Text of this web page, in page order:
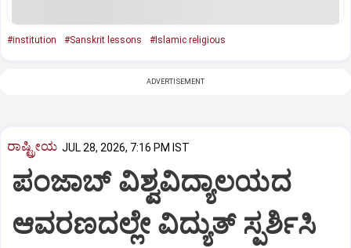
#institution #Sanskrit lessons #Islamic religious
ADVERTISEMENT
ರಾಷ್ಟ್ರೀಯ JUL 28, 2026, 7:16 PM IST
ಪಂಜಾಬ್ ವಿಶ್ವವಿದ್ಯಾಲಯದ
ಆವರಣದಲ್ಲೇ ವಿದ್ಯುತ್ ಸ್ಪರ್ಶಿಸಿ